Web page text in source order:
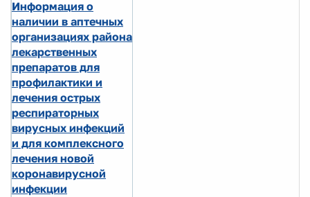
Информация о
наличии в аптечных
организациях района
лекарственных
препаратов для
профилактики и
лечения острых
респираторных
вирусных инфекций
и для комплексного
лечения новой
коронавирусной
инфекции